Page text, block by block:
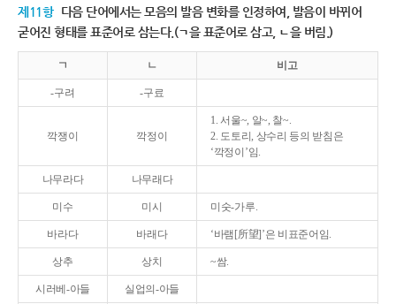
제11항 다음 단어에서는 모음의 발음 변화를 인정하여, 발음이 바뀌어
굳어진 형태를 표준어로 삼는다.(ㄱ을 표준어로 삼고, ㄴ을 버림.)
ㄱ ㄴ 비고
-구려 -구료
깍쟁이 깍정이
1. 서울~, 알~, 찰~.
2. 도토리, 상수리 등의 받침은
‘깍정이’임.
나무라다 나무래다
미수 미시 미숫-가루.
바라다 바래다 ‘바램[所望]’은 비표준어임.
상추 상치 ~쌈.
시러베-아들 실업의-아들